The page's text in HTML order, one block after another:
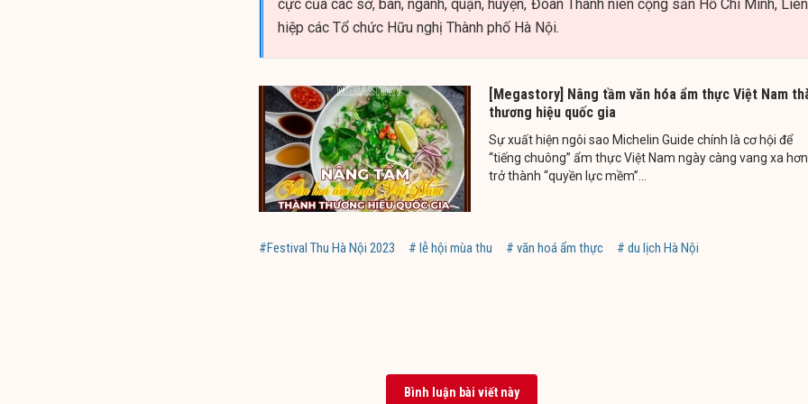
cực của các sở, ban, ngành, quận, huyện, Đoàn Thanh niên cộng sản Hồ Chí Minh, Liên
hiệp các Tổ chức Hữu nghị Thành phố Hà Nội.
[Megastory] Nâng tầm văn hóa ẩm thực Việt Nam
thương hiệu quốc gia
Sự xuất hiện ngôi sao Michelin Guide chính là cơ hội để
“tiếng chuông” ẩm thực Việt Nam ngày càng vang xa
trở thành “quyền lực mềm”...
#Festival Thu Hà Nội 2023 # lễ hội mùa thu # văn hoá ẩm thực # du lịch Hà Nội
Bình luận bài viết này